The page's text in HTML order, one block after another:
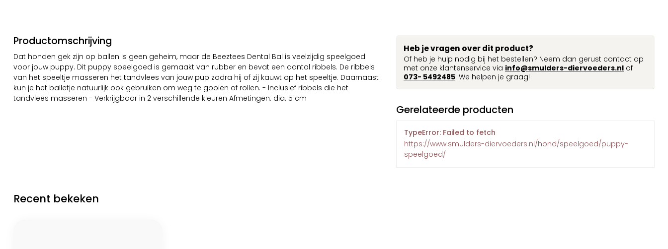
Productomschrijving
Dat honden gek zijn op ballen is geen geheim, maar de Beeztees Dental Bal is veelzijdig speelgoed
voor jouw puppy. Dit puppy speelgoed is gemaakt van rubber en bevat een aantal ribbels. De ribbels
van het speeltje masseren het tandvlees van jouw pup zodra hij of zij kauwt op het speeltje. Daarnaast
kun je het balletje natuurlijk ook gebruiken om weg te gooien of rollen. - Inclusief ribbels die het
tandvlees masseren - Verkrijgbaar in 2 verschillende kleuren Afmetingen: dia. 5 cm
Heb je vragen over dit product?
Of heb je hulp nodig bij het bestellen? Neem dan gerust contact op
met onze klantenservice via info@smulders-diervoeders.nl of
073- 5492485. We helpen je graag!
Gerelateerde producten
TypeError: Failed to fetch
https://www.smulders-diervoeders.nl/hond/speelgoed/puppy-
speelgoed/
Recent bekeken